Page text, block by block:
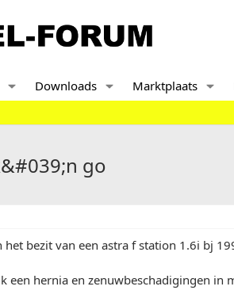
Downloads Marktplaats
go
het bezit van een astra f station 1.6i bj
een hernia en zenuwbeschadigingen